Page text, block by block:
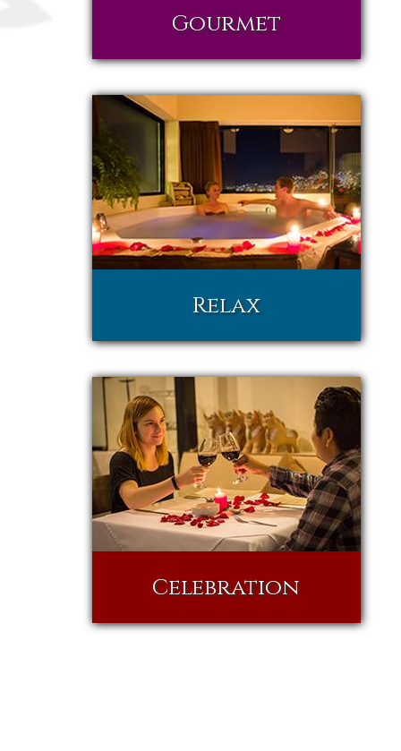
Gourmet
Relax
Celebration